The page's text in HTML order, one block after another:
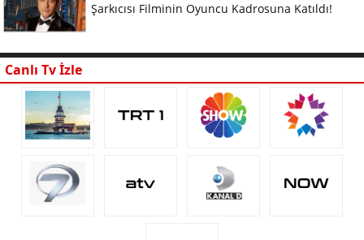
Şarkıcısı Filminin Oyuncu Kadrosuna Katıldı!
Canlı Tv İzle